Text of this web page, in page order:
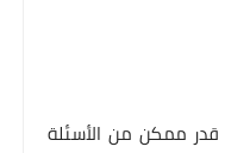
قدر ممكن من الأسئلة